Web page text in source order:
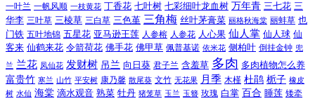
一叶兰 一帆风顺 一枝黄花 丁香花 七叶树 七彩细叶龙血树 万年青 三七花 三
华李 三叶草 三棱草 三白草 三色堇 三角梅 丝叶茅膏菜 丽格秋海棠 丽蚌草 也
门铁 五叶地锦 五星花 亚马逊王莲 人参榕 人参花 人心果 仙人掌 仙人球 仙
客来 仙鹤来花 令箭荷花 佛手花 佛甲草 佩普基诺 依米花 侧柏叶 倒挂金钟 兜
兰 兰花 凤仙花 发财树 吊兰 向日葵 君子兰 含羞草 多肉 多肉植物怎么养
富贵竹 寒兰 山竹 平安树 康乃馨 散尾葵 文竹 无花果 月季 木槿 杜鹃 栀子 橡皮
树 水仙 海棠 滴水观音 熟菜 牡丹 猪笼草 玉兰 玉簪 玫瑰 白掌 百合 睡莲 矮牵